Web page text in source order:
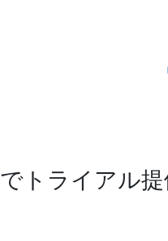
トライアル